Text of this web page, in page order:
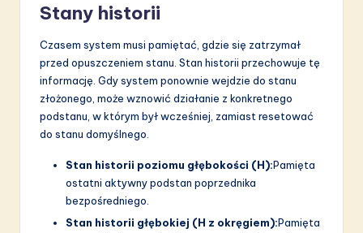
Stany historii
Czasem system musi pamiętać, gdzie się zatrzymał
przed opuszczeniem stanu. Stan historii przechowuje tę
informację. Gdy system ponownie wejdzie do stanu
złożonego, może wznowić działanie z konkretnego
podstanu, w którym był wcześniej, zamiast resetować
do stanu domyślnego.
Stan historii poziomu głębokości (H):Pamięta
ostatni aktywny podstan poprzednika
bezpośredniego.
Stan historii głębokiej (H z okręgiem):Pamięta